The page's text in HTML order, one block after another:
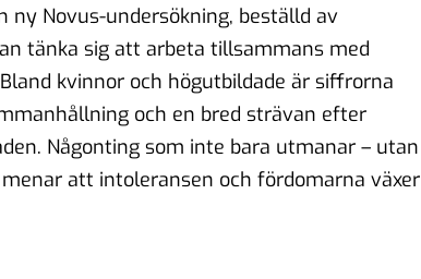
Novus-undersökning, beställd av
tänka sig att arbeta tillsammans med
kvinnor och högutbildade är siffrorna
och en bred strävan efter
Någonting som inte bara utmanar – utan
att intoleransen och fördomarna växer